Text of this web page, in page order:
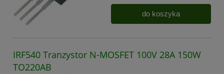
do koszyka
IRF540 Tranzystor N-MOSFET 100V 28A 150W
TO220AB